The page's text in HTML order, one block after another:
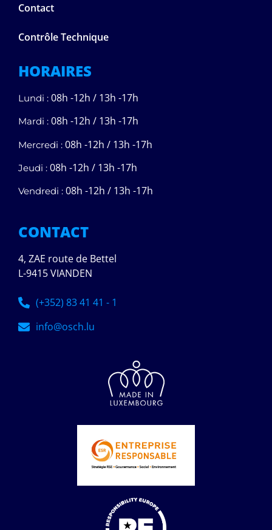
Contact
Contrôle Technique
HORAIRES
Lundi : 08h -12h / 13h -17h
Mardi : 08h -12h / 13h -17h
Mercredi : 08h -12h / 13h -17h
Jeudi : 08h -12h / 13h -17h
Vendredi : 08h -12h / 13h -17h
CONTACT
4, ZAE route de Bettel
L-9415 VIANDEN
(+352) 83 41 41 - 1
info@osch.lu